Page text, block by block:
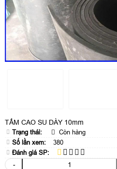
TẤM CAO SU DÀY 10mm
Trạng thái:
Còn hàng
Số lần xem:
380
Đánh giá SP:
-